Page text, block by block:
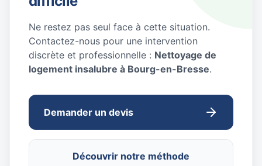
Ne restez pas seul face à cette situation.
Contactez-nous pour une intervention
discrète et professionnelle : Nettoyage de
logement insalubre à Bourg-en-Bresse.
Demander un devis
Découvrir notre méthode